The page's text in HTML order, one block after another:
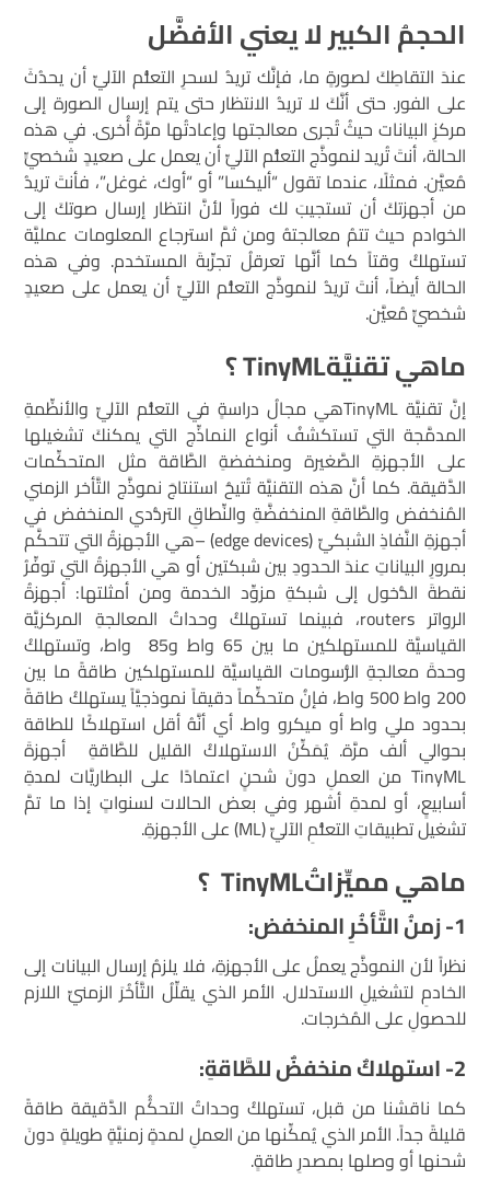
الحجمُ الكبير لا يعني الأفضَّل
عندَ التقاطِكَ لصورةٍ ما، فإنَّك تريدُ لسحرِ التعلُّم الآليِّ أن يحدُثَ
على الفور. حتى أنَّكَ لا تريدُ الانتظار حتى يتم إرسال الصورة إلى
مركزِ البيانات حيثُ تُجرى معالجتها وإعادتُها مرَّةً أُخرى. في هذه
الحالة، أنتَ تُريد لنموذَّج التعلُّم الآليِّ أن يعمل على صعيدٍ شخصيٍّ
مُعيَّن. فمثلًا، عندما تقول “أليكسا” أو “أوك، غوغل”، فأنتَ تريدُ
من أجهزتكَ أن تستجيبَ لك فوراً لأنَّ انتظار إرسال صوتكَ إلى
الخوادم حيث تتمُ معالجتهُ ومن ثمَّ استرجاع المعلومات عمليَّة
تستهلكُ وقتاً كما أنَّها تعرقلُ تجرِّبةَ المستخدم. وفي هذه
الحالة أيضاً، أنتَ تريدُ لنموذَّج التعلُّم الآليِّ أن يعمل على صعيدٍ
شخصيٍّ مُعيَّن.
ماهي تقنيَّةTinyML؟
إنَّ تقنيَّة TinyMLهي مجالُ دراسةٍ في التعلُّم الآليِّ والأنظِّمةِ
المدمَّجة التي تستكشفُ أنواع النماذِّج التي يمكنكَ تشغيلها
على الأجهزةِ الصَّغيرة ومنخفضةِ الطَّاقة مثل المتحكِّمات
الدَّقيقة. كما أنَّ هذه التقنيَّة تُتيحُ استنتاجَ نموذَّج التَّأخر الزمني
المُنخفض والطَّاقةِ المنخفضَّةِ والنِّطاقِ التردُّدي المنخفض في
أجهزةِ النَّفاذِ الشبكيِّ (edge devices) –هي الأجهزةُ التي تتحكَّم
بمرورِ البياناتِ عندَ الحدودِ بين شبكتين أو هي الأجهزةُ التي توفِّرُ
نقطةَ الدُّخول إلى شبكةِ مزوِّد الخدمة ومن أمثلتها: أجهزةُ
الرواتر routers، فبينما تستهلكُ وحداتُ المعالجةِ المركزيَّة
القياسيَّة للمستهلكين ما بين 65 واط و85 واط، وتستهلكُ
وحدةَ معالجةِ الرُّسومات القياسيَّة للمستهلكين طاقةً ما بين
200 واط 500 واط، فإنَُ متحكِّماً دقيقاً نموذجيَّاً يستهلكُ طاقةً
بحدود ملي واط أو ميكرو واط. أي أنَّهُ أقل استهلاكًا للطاقة
بحوالي ألف مرَّة. يُمَكِّنُ الاستهلاكُ القليل للطَّاقةِ أجهزةَ
TinyML من العملِ دونَ شحنٍ اعتمادًا على البطاريَّات لمدةِ
أسابيعٍ، أو لمدةِ أشهر وفي بعض الحالات لسنواتٍ إذا ما تمَّ
تشغيل تطبيقاتِ التعلُّمِ الآليِّ (ML) على الأجهزةِ.
ماهي مميِّزاتُTinyML ؟
1- زمنُ التَّأخُرِ المنخفض:
نظراً لأن النموذَّج يعملُ على الأجهزةِ، فلا يلزمُ إرسال البيانات إلى
الخادمِ لتشغيلِ الاستدلال. الأمر الذي يقلِّلُ التَّأخُرَ الزمنيِّ اللازم
للحصولِ على المُخرجات.
2- استهلاكٌ منخفضٌ للطَّاقةِ:
كما ناقشنا من قبل، تستهلكُ وحداتُ التحكُُم الدَّقيقة طاقةً
قليلةً جداً. الأمر الذي يُمكِّنها من العملِ لمدةٍ زمنيَّةٍ طويلةٍ دونَ
شحنها أو وصلها بمصدرِ طاقةٍ.